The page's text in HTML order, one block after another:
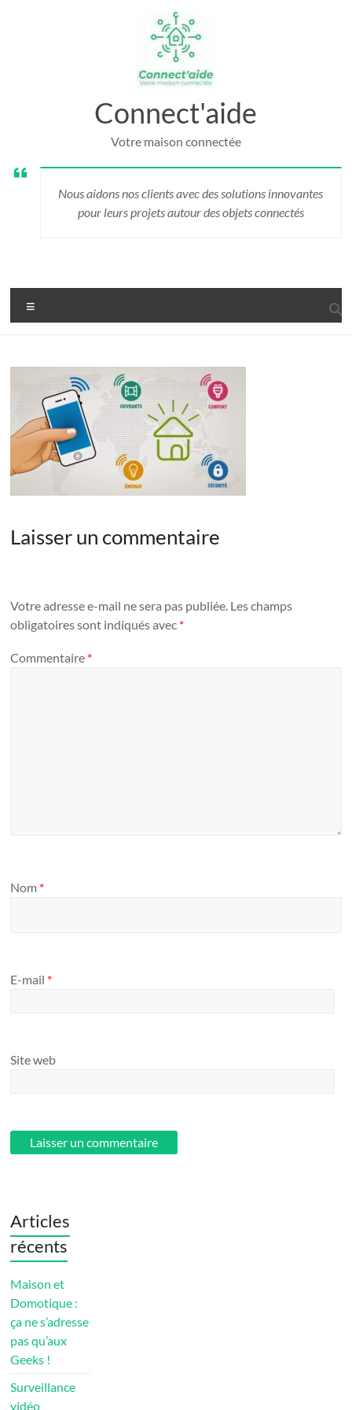
Connect'aide
Votre maison connectée
Nous aidons nos clients avec des solutions innovantes
pour leurs projets autour des objets connectés
Laisser un commentaire
Votre adresse e-mail ne sera pas publiée. Les champs
obligatoires sont indiqués avec *
Commentaire *
Nom *
E-mail *
Site web
Articles
récents
Maison et
Domotique :
ça ne s’adresse
pas qu’aux
Geeks !
Surveillance
vidéo